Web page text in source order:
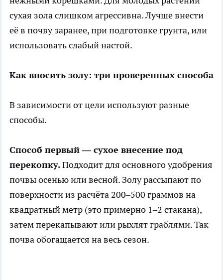
сухая зола слишком агрессивна. Лучше внести
её в почву заранее, при подготовке грунта, или
использовать слабый настой.
Как вносить золу: три проверенных способа
В зависимости от цели используют разные
способы.
Способ первый — сухое внесение под
перекопку.Подходит для основного удобрения
почвы осенью или весной. Золу рассыпают по
поверхности из расчёта 200–500 граммов на
квадратный метр (это примерно 1–2 стакана),
затем перекапывают или рыхлят граблями. Так
почва обогащается на весь сезон.